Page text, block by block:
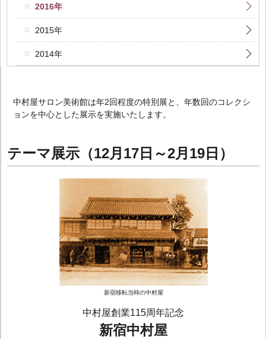
中村屋サロン美術館は年2回程度の特別展と、年数回のコレクシ
ョンを中心とした展示を実施いたします。
テーマ展示（12月17日～2月19日）
新宿移転当時の中村屋
中村屋創業115周年記念
新宿中村屋
2016年
2015年
2014年